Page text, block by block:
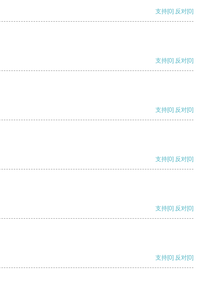
支持[0] 反对[0]
支持[0] 反对[0]
支持[0] 反对[0]
支持[0] 反对[0]
支持[0] 反对[0]
支持[0] 反对[0]